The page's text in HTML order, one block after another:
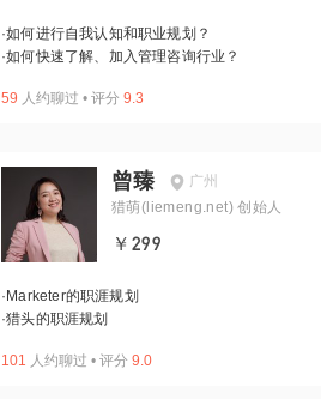
·如何进行自我认知和职业规划？
·如何快速了解、加入管理咨询行业？
59 人约聊过 • 评分 9.3
曾臻
广州
猎萌(liemeng.net) 创始人
￥299
· Marketer的职涯规划
·猎头的职涯规划
101 人约聊过 • 评分 9.0